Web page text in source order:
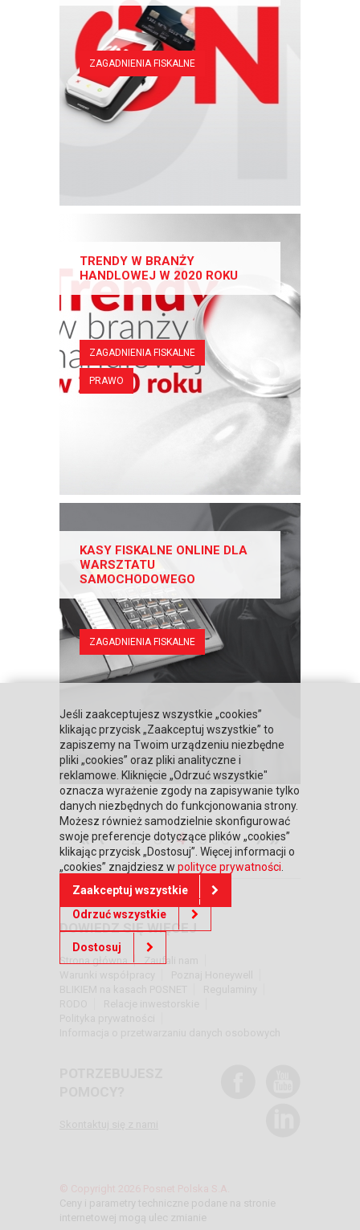
ZAGADNIENIA FISKALNE
TRENDY W BRANŻY
HANDLOWEJ W 2020 ROKU
ZAGADNIENIA FISKALNE
PRAWO
KASY FISKALNE ONLINE DLA
WARSZTATU
SAMOCHODOWEGO
ZAGADNIENIA FISKALNE
«‹ 2 3 4 5 6 ›»
DOWIEDZ SIĘ WIĘCEJ
Ceny i parametry techniczne podane na stronie
internetowej mogą ulec zmianie
Jeśli zaakceptujesz wszystkie „cookies”
klikając przycisk „Zaakceptuj wszystkie” to
zapiszemy na Twoim urządzeniu niezbędne
pliki „cookies” oraz pliki analityczne i
reklamowe. Kliknięcie „Odrzuć wszystkie"
oznacza wyrażenie zgody na zapisywanie tylko
danych niezbędnych do funkcjonowania strony.
Możesz również samodzielnie skonfigurować
swoje preferencje dotyczące plików „cookies”
klikając przycisk „Dostosuj”. Więcej informacji o
„cookies” znajdziesz w polityce prywatności
Zaakceptuj wszystkie
Odrzuć wszystkie
Dostosuj